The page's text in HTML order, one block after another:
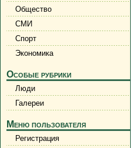
Общество
СМИ
Спорт
Экономика
Особые рубрики
Люди
Галереи
Меню пользователя
Регистрация